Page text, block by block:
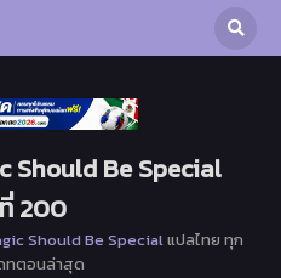
Should Be Special
200
Should Be Specialแปลไทย ทุก
ทตอนล่าสุด